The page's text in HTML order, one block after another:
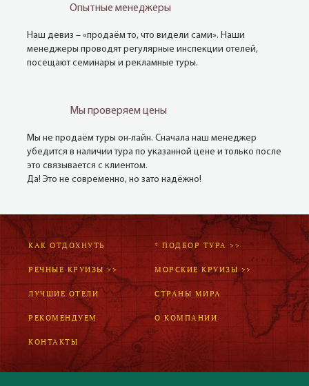
Опытные менеджеры
Наш девиз – «продаём то, что видели сами». Наши
менеджеры проводят регулярные инспекции отелей,
посещают семинары и рекламные туры.
Мы проверяем цены
Мы не продаём туры он-лайн. Сначала наш менеджер
убедится в наличии тура по указанной цене и только после
это связывается с клиентом.
Да! Это не современно, но зато надёжно!
КАК ОТДОХНУТЬ * ПОДБОР ТУРА >>
РЕЧНЫЕ КРУИЗЫ >> МОРСКИЕ КРУИЗЫ >>
ЛУЧШИЕ ОТЕЛИ СТРАНЫ МИРА
РЕКОМЕНДУЕМ О КОМПАНИИ
КОНТАКТЫ